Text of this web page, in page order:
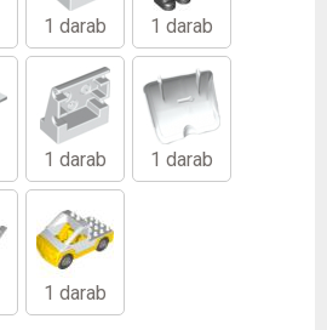
1 darab 1 darab
1 darab 1 darab
1 darab